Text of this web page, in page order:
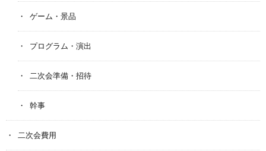
ゲーム・景品
プログラム・演出
二次会準備・招待
幹事
二次会費用